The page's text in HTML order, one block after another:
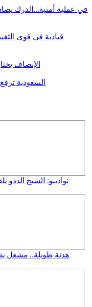
قيادية في قوى
الإنصاف
السعودية
نواذيبو: الشيخ الددو
هدنة طويلة.. مشعل